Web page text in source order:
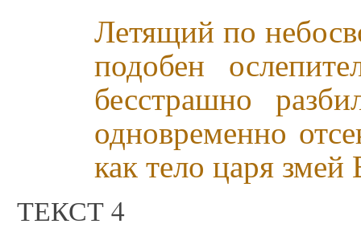
Летящий по
подобен
бесстрашно
одновременно
как тело царя змей
ТЕКСТ 4